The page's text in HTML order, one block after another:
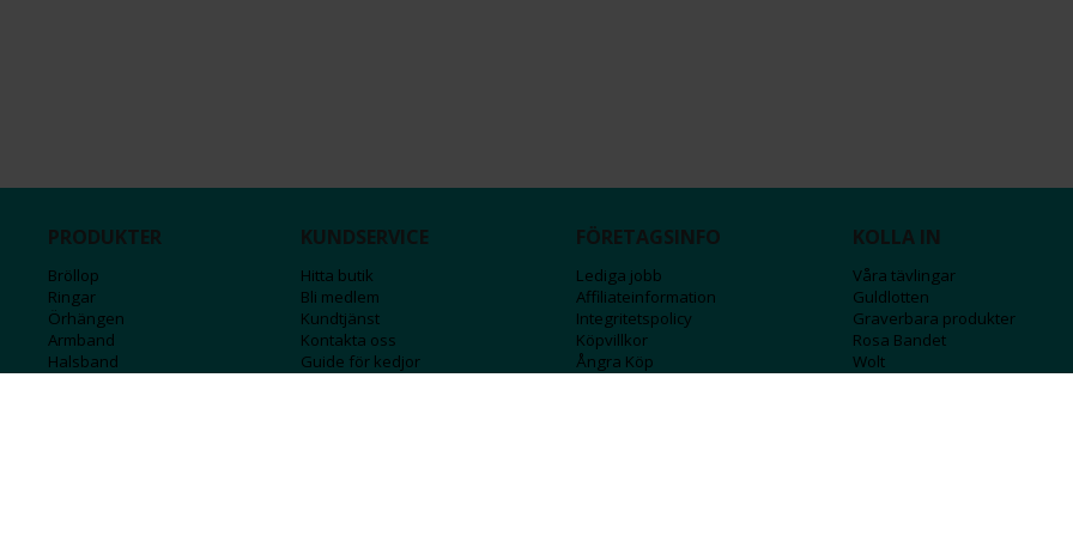
PRODUKTER
Bröllop
Ringar
Örhängen
Armband
Halsband
KUNDSERVICE
Hitta butik
Bli medlem
Kundtjänst
Kontakta oss
Guide för kedjor
FÖRETAGSINFO
Lediga jobb
Affiliateinformation
Integritetspolicy
Köpvillkor
Ångra Köp
KOLLA IN
Våra tävlingar
Guldlotten
Graverbara produkter
Rosa Bandet
Wolt